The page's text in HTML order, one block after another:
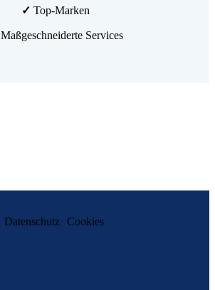
✓ Top-Marken
Maßgeschneiderte Services
Datenschutz Cookies